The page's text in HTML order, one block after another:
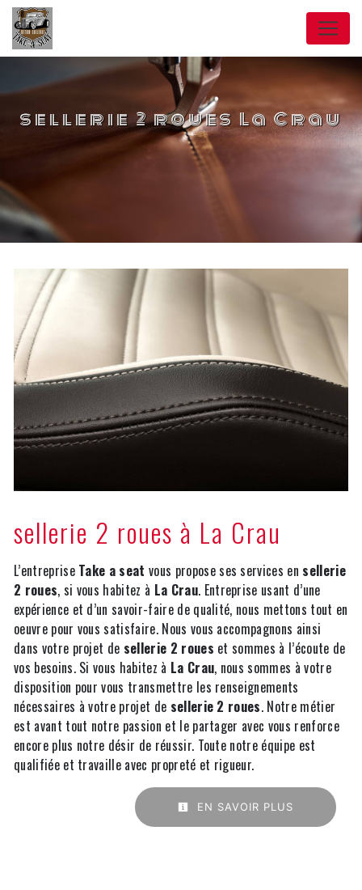
sellerie 2 roues La Crau
sellerie 2 roues à La Crau
L’entreprise Take a seat vous propose ses services en sellerie
2 roues, si vous habitez à La Crau. Entreprise usant d’une
expérience et d’un savoir-faire de qualité, nous mettons tout en
oeuvre pour vous satisfaire. Nous vous accompagnons ainsi
dans votre projet de sellerie 2 roues et sommes à l’écoute de
vos besoins. Si vous habitez à La Crau, nous sommes à votre
disposition pour vous transmettre les renseignements
nécessaires à votre projet de sellerie 2 roues. Notre métier
est avant tout notre passion et le partager avec vous renforce
encore plus notre désir de réussir. Toute notre équipe est
qualifiée et travaille avec propreté et rigueur.
EN SAVOIR PLUS
Panneau de gestion des cookies